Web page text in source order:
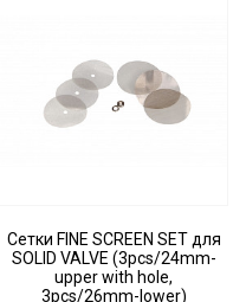
Сетки FINE SCREEN SET для
SOLID VALVE (3pcs/24mm-
upper with hole,
3pcs/26mm-lower)